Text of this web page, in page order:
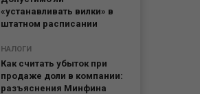
«устанавливать вилки» в
штатном расписании
НАЛОГИ
Как считать убыток при
продаже доли в компании:
разъяснения Минфина